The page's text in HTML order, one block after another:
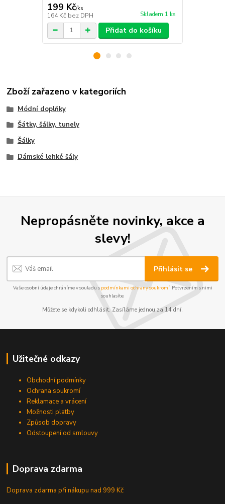
199 Kč/ks
164 Kč bez DPH Skladem 1 ks
Přidat do košíku
Zboží zařazeno v kategoriích
Módní doplňky
Šátky, šálky, tunely
Šálky
Dámské lehké šály
Nepropásněte novinky, akce a
slevy!
Přihlásit se
Vaše osobní údaje chráníme v souladu s podmínkami ochrany soukromí. Potvrzením s nimi
souhlasíte.
Můžete se kdykoli odhlásit. Zasíláme jednou za 14 dní.
Užitečné odkazy
Obchodní podmínky
Ochrana soukromí
Reklamace a vrácení
Možnosti platby
Způsob dopravy
Odstoupení od smlouvy
Doprava zdarma
Doprava zdarma při nákupunad 999 Kč